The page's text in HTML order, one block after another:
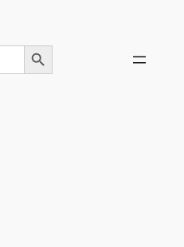
Search Button